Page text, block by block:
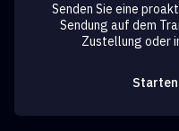
Senden Sie eine
Sendung auf dem
Zustellung oder
Starten